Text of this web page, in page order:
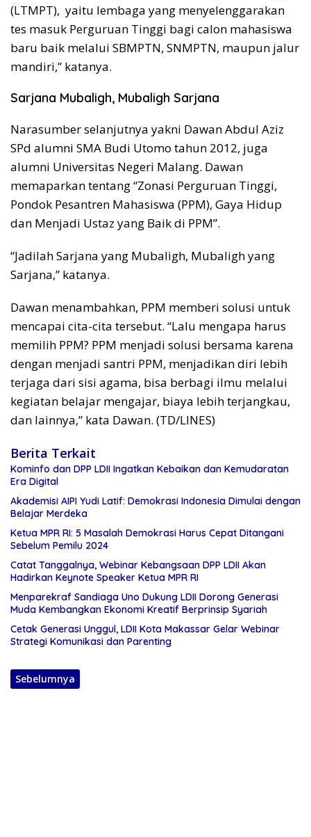
(LTMPT), yaitu lembaga yang menyelenggarakan
tes masuk Perguruan Tinggi bagi calon mahasiswa
baru baik melalui SBMPTN, SNMPTN, maupun jalur
mandiri,” katanya.
Sarjana Mubaligh, Mubaligh Sarjana
Narasumber selanjutnya yakni Dawan Abdul Aziz
SPd alumni SMA Budi Utomo tahun 2012, juga
alumni Universitas Negeri Malang. Dawan
memaparkan tentang “Zonasi Perguruan Tinggi,
Pondok Pesantren Mahasiswa (PPM), Gaya Hidup
dan Menjadi Ustaz yang Baik di PPM”.
“Jadilah Sarjana yang Mubaligh, Mubaligh yang
Sarjana,” katanya.
Dawan menambahkan, PPM memberi solusi untuk
mencapai cita-cita tersebut. “Lalu mengapa harus
memilih PPM? PPM menjadi solusi bersama karena
dengan menjadi santri PPM, menjadikan diri lebih
terjaga dari sisi agama, bisa berbagi ilmu melalui
kegiatan belajar mengajar, biaya lebih terjangkau,
dan lainnya,” kata Dawan. (TD/LINES)
Berita Terkait
Kominfo dan DPP LDII Ingatkan Kebaikan dan Kemudaratan
Era Digital
Akademisi AIPI Yudi Latif: Demokrasi Indonesia Dimulai dengan
Belajar Merdeka
Ketua MPR RI: 5 Masalah Demokrasi Harus Cepat Ditangani
Sebelum Pemilu 2024
Catat Tanggalnya, Webinar Kebangsaan DPP LDII Akan
Hadirkan Keynote Speaker Ketua MPR RI
Menparekraf Sandiaga Uno Dukung LDII Dorong Generasi
Muda Kembangkan Ekonomi Kreatif Berprinsip Syariah
Cetak Generasi Unggul, LDII Kota Makassar Gelar Webinar
Strategi Komunikasi dan Parenting
Sebelumnya